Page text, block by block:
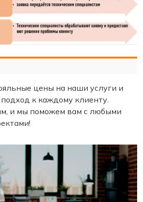
цены на наши услуги и
к каждому клиенту.
и мы поможем вам с любыми